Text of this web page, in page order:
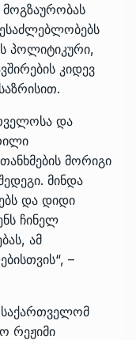
მოგზაურობას
პოლიტიკური,
კიდევ
და
მორიგი
მინდა
და დიდი
ჩინელ
ამ
–
რეჟიმი